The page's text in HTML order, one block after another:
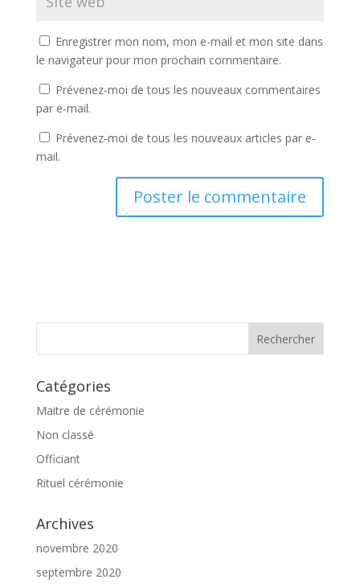
Enregistrer mon nom, mon e-mail et mon site dans
le navigateur pour mon prochain commentaire.
Prévenez-moi de tous les nouveaux commentaires
par e-mail.
Prévenez-moi de tous les nouveaux articles par e-
mail.
Catégories
Maitre de cérémonie
Non classé
Officiant
Rituel cérémonie
Archives
novembre 2020
septembre 2020